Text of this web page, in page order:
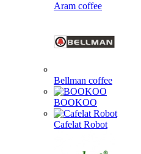
Aram coffee
Bellman coffee
BOOKOO
Cafelat Robot